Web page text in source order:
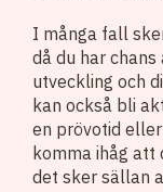
I många fall
då du har
utveckling och
kan också bli
en prövotid
komma ihåg
det sker sällan